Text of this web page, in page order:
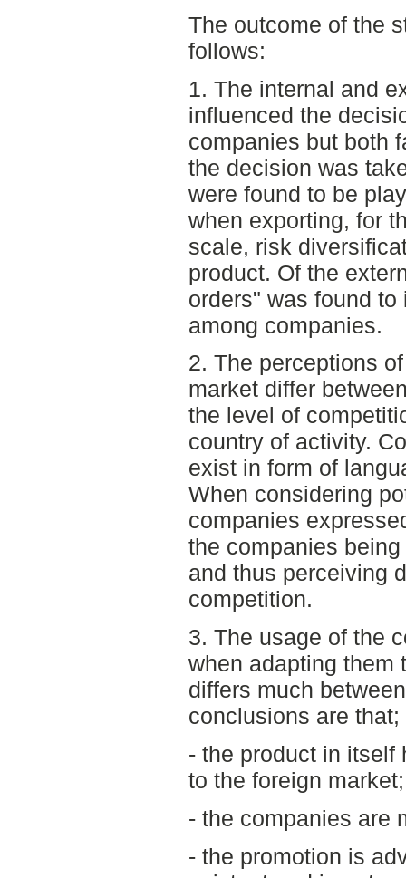
The outcome of the
follows:
1. The internal and
influenced the
companies but both
the decision was
were found to be
when exporting, for
scale, risk
product. Of the
orders" was found
among companies.
2. The perceptions
market differ
the level of
country of activity.
exist in form of
When considering
companies
the companies
and thus perceiving
competition.
3. The usage of the
when adapting them
differs much
conclusions are that;
- the product in itself
to the foreign market;
- the companies are
- the promotion is